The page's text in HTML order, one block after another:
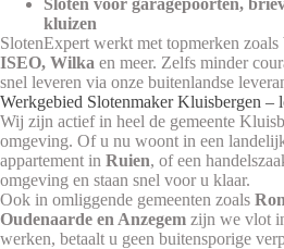
kluizen
SlotenExpert werkt met topmerken zoals
ISEO, Wilka en meer. Zelfs minder
snel leveren via onze buitenlandse
Werkgebied Slotenmaker Kluisbergen –
Wij zijn actief in heel de gemeente
omgeving. Of u nu woont in een
appartement in Ruien, of een
omgeving en staan snel voor u klaar.
Ook in omliggende gemeenten zoals
Oudenaarde en Anzegem zijn we vlot
werken, betaalt u geen buitensporige